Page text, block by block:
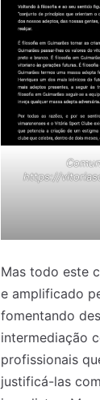
https://
Mas todo este
e amplificado
fomentando
intermediação
profissionais
justificá-las